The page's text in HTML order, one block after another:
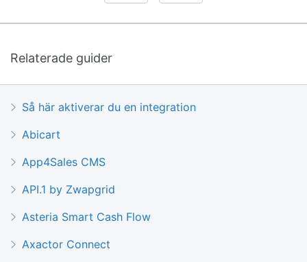
Relaterade guider
Så här aktiverar du en integration
Abicart
App4Sales CMS
API.1 by Zwapgrid
Asteria Smart Cash Flow
Axactor Connect